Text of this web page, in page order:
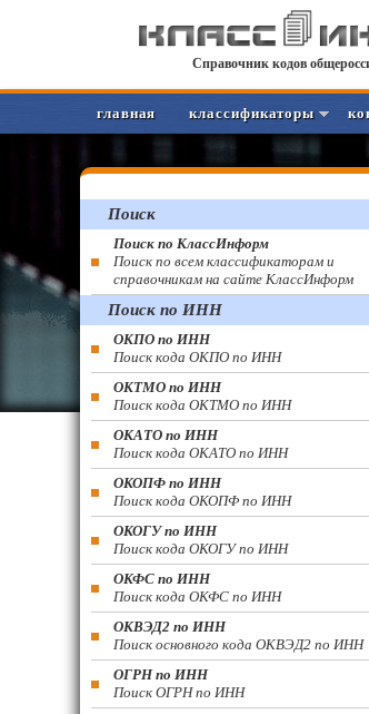
Справочник кодов
главная классификаторы
Поиск
Поиск по КлассИнформ
Поиск по всем классификаторам и
справочникам на сайте КлассИнформ
Поиск по ИНН
ОКПО по ИНН
Поиск кода ОКПО по ИНН
ОКТМО по ИНН
Поиск кода ОКТМО по ИНН
ОКАТО по ИНН
Поиск кода ОКАТО по ИНН
ОКОПФ по ИНН
Поиск кода ОКОПФ по ИНН
ОКОГУ по ИНН
Поиск кода ОКОГУ по ИНН
ОКФС по ИНН
Поиск кода ОКФС по ИНН
ОКВЭД2 по ИНН
Поиск основного кода ОКВЭД2 по ИНН
ОГРН по ИНН
Поиск ОГРН по ИНН